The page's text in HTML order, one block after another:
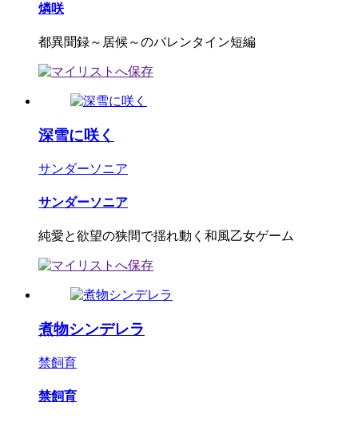
燐咲
都異聞録～居候～のバレンタイン短編
深雪に咲く
サンダーソニア
サンダーソニア
純愛と欲望の狭間で揺れ動く和風乙女ゲーム
煮物シンデレラ
禁飼育
禁飼育